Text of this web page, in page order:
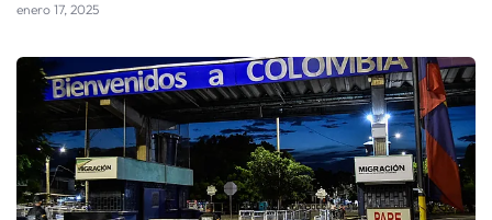
enero 17, 2025